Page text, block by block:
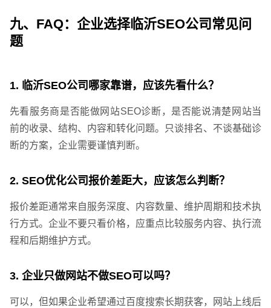
九、FAQ：企业选择临沂SEO公司常见问
题
1. 临沂SEO公司哪家靠谱，应该先看什么？
先看服务商是否能做网站SEO诊断，是否能说清楚网站当
前的收录、结构、内容和转化问题。只谈排名、不谈基础诊
断的方案，企业需要谨慎判断。
2. SEO优化公司报价差距大，应该怎么判断？
报价差距通常来自服务深度、内容数量、维护周期和技术执
行方式。企业不要只看价格，应重点比较服务内容、执行流
程和后期维护方式。
3. 企业只做网站不做SEO可以吗？
可以，但如果企业希望通过百度搜索长期获客，网站上线后